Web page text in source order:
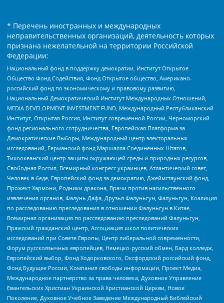
* Перечень иностранных и международных
неправительственных организаций, деятельность которых
признана нежелательной на территории Российской
Федерации:
Национальный фонд в поддержку демократии, Институт Открытое
Общество Фонд Содействия, Фонд Открытое общество, Американо-
российский фонд по экономическому и правовому развитию,
Национальный Демократический Институт Международных Отношений,
MEDIA DEVELOPMENT INVESTMENT FUND, Международный Республиканский
Институт, Открытая Россия, Институт современной России, Черноморский
фонд регионального сотрудничества, Европейская Платформа за
Демократические Выборы, Международный центр электоральных
исследований, Германский фонд Маршалла Соединенных Штатов,
Тихоокеанский центр защиты окружающей среды и природных ресурсов,
Свободная Россия, Всемирный конгресс украинцев, Атлантический совет,
Человек в беде, Европейский фонд за демократию, Джеймстаунский фонд,
Прожект Хармони, Родники дракона, Врачи против насильственного
извлечения органов, Фалунь Дафа, Друзья Фалуньгун, Фалуньгун, Коалиция
по расследованию преследования в отношении Фалуньгун в Китае,
Всемирная организация по расследованию преследований Фалуньгун,
Пражский гражданский центр, Ассоциация школ политических
исследований при Совете Европы, Центр либеральной современности,
Форум русскоязычных европейцев, Немецко-русский обмен, Бард колледж,
Европейский выбор, Фонд Ходорковского, Оксфордский российский фонд,
Фонд Будущее России, Компания свободы информации, Проект Медиа,
Международное партнерство за права человека, Духовное Управление
Евангельских Христиан Украинской Христианской Церкви, Новое
Поколение, Духовное Учебное Заведение Международный Библейский